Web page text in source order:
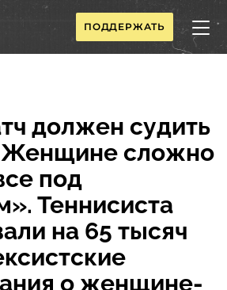
ПОДДЕРЖАТЬ
должен судить
сложно
под
Теннисиста
на 65 тысяч
о женщине-